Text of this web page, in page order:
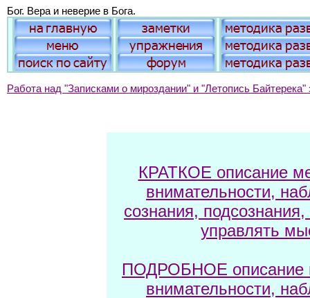
Бог. Вера и неверие в Бога.
Работа над "Записками о мироздании" и "Летопись
КРАТКОЕ описание
внимательности,
сознания,
управлять
ПОДРОБНОЕ описание
внимательности,